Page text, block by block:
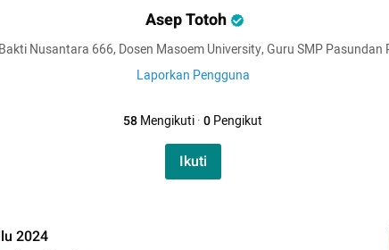
Asep Totoh
Nusantara 666, Dosen Masoem University, Guru SMP Pasundan
Laporkan Pengguna
58Mengikuti·0Pengikut
Ikuti
2024